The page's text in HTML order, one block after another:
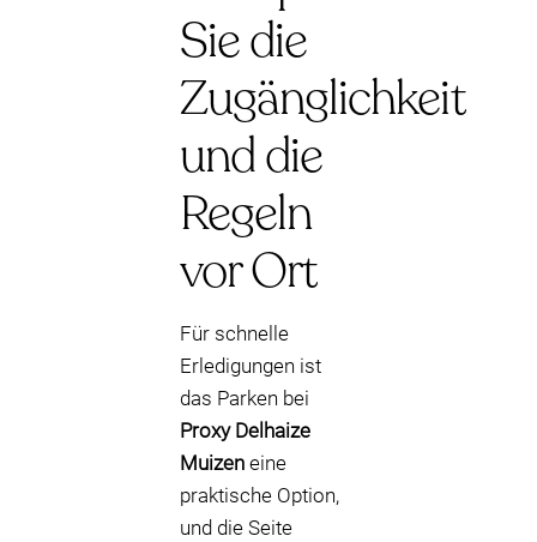
Sie die
Zugänglichkeit
und die
Regeln
vor Ort
Für schnelle
Erledigungen ist
das Parken bei
Proxy Delhaize
Muizen eine
praktische Option,
und die Seite